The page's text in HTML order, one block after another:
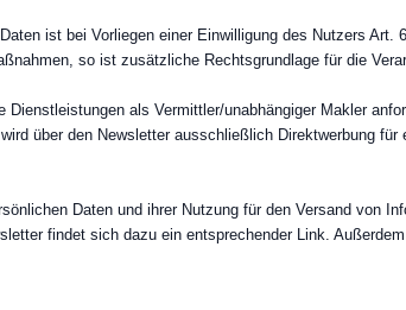
ist bei Vorliegen einer Einwilligung des Nutzers
so ist zusätzliche Rechtsgrundlage für die
als Vermittler/unabhängiger Makler
über den Newsletter ausschließlich Direktwerbung
Daten und ihrer Nutzung für den Versand von
findet sich dazu ein entsprechender Link.